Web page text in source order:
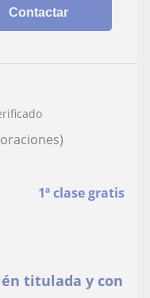
Contactar
1ª clase gratis
titulada y con